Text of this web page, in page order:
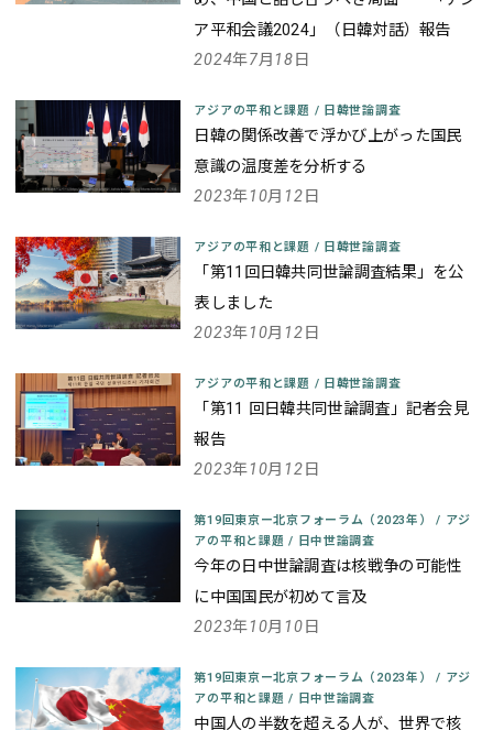
ア平和会議2024」（日韓対話）報告
2024年7月18日
アジアの平和と課題 / 日韓世論調査
日韓の関係改善で浮かび上がった国民
意識の温度差を分析する
2023年10月12日
アジアの平和と課題 / 日韓世論調査
「第11回日韓共同世論調査結果」を公
表しました
2023年10月12日
アジアの平和と課題 / 日韓世論調査
「第11 回日韓共同世論調査」記者会見
報告
2023年10月12日
第19回東京ー北京フォーラム（2023年）/ アジ
アの平和と課題/ 日中世論調査
今年の日中世論調査は核戦争の可能性
に中国国民が初めて言及
2023年10月10日
第19回東京ー北京フォーラム（2023年）/ アジ
アの平和と課題/ 日中世論調査
中国人の半数を超える人が、世界で核